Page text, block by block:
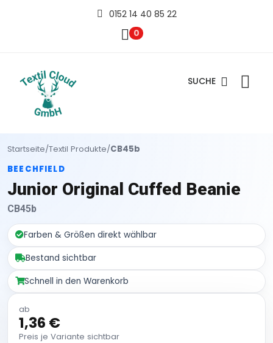
0152 14 40 85 22
0
SUCHE
Startseite/Textil Produkte/CB45b
BEECHFIELD
Junior Original Cuffed Beanie
CB45b
Farben & Größen direkt wählbar
Bestand sichtbar
Schnell in den Warenkorb
ab
1,36 €
Preis je Variante sichtbar